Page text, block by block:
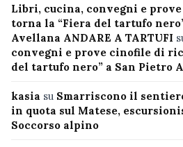
Libri, cucina, convegni e
torna la “Fiera del tartufo
Avellana ANDARE A TARTUFI
convegni e prove cinofile di
del tartufo nero” a San Pietro
kasia su Smarriscono il
in quota sul Matese,
Soccorso alpino